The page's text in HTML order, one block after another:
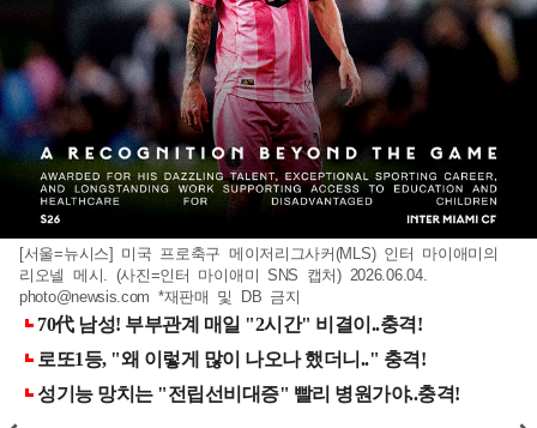
[서울=뉴시스] 미국 프로축구 메이저리그사커(MLS) 인터 마이애미의
리오넬 메시. (사진=인터 마이애미 SNS 캡처) 2026.06.04.
photo@newsis.com *재판매 및 DB 금지